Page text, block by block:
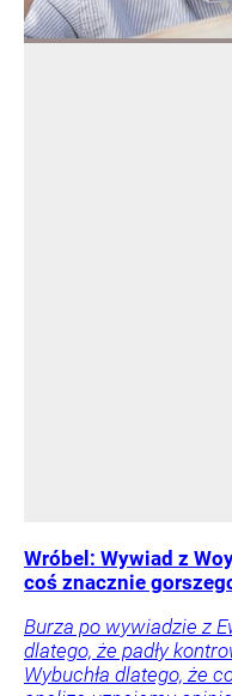
Wróbel: Wywiad z
coś znacznie
Burza po wywiadzie z
dlatego, że padły
Wybuchła dlatego, że